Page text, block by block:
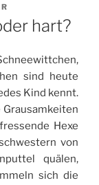
hart?
sind heute
Kind kennt.
Hexe
von
quälen,
sich die